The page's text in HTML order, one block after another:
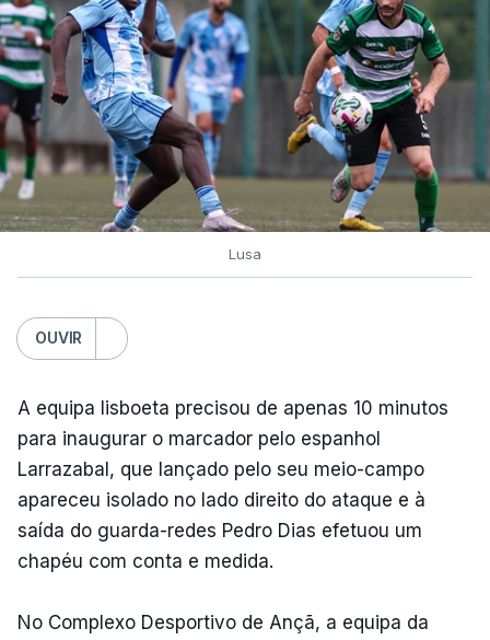
Lusa
OUVIR
A equipa lisboeta precisou de apenas 10 minutos
para inaugurar o marcador pelo espanhol
Larrazabal, que lançado pelo seu meio-campo
apareceu isolado no lado direito do ataque e à
saída do guarda-redes Pedro Dias efetuou um
chapéu com conta e medida.
No Complexo Desportivo de Ançã, a equipa da